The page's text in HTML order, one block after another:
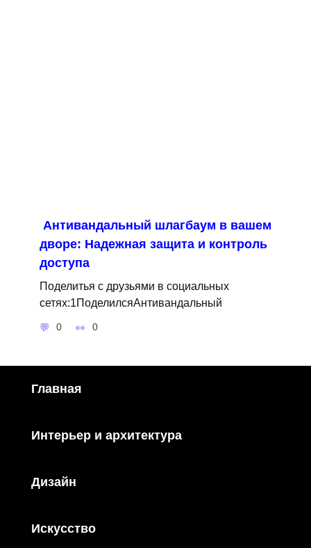
Антивандальный шлагбаум в вашем
дворе: Надежная защита и контроль
доступа
Поделитья с друзьями в социальных
сетях:1ПоделилсяАнтивандальный
0 0
Главная
Интерьер и архитектура
Дизайн
Искусство